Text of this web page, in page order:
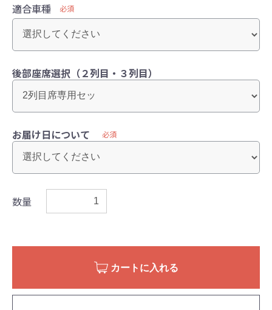
適合車種 必須
後部座席選択（２列目・３列目）
お届け日について 必須
数量
カートに入れる